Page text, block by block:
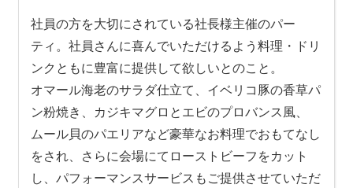
社員の方を大切にされている社長様主催のパー
ティ。社員さんに喜んでいただけるよう料理・ドリ
ンクともに豊富に提供して欲しいとのこと。
オマール海老のサラダ仕立て、イベリコ豚の香草パ
ン粉焼き、カジキマグロとエビのプロバンス風、
ムール貝のパエリアなど豪華なお料理でおもてなし
をされ、さらに会場にてローストビーフをカット
し、パフォーマンスサービスもご提供させていただ